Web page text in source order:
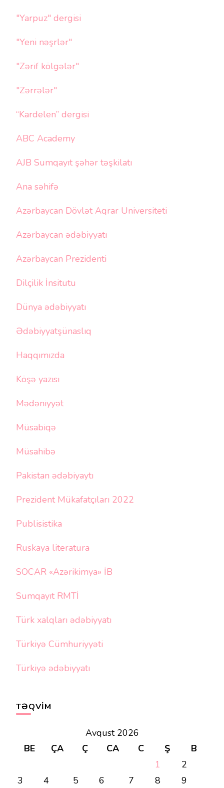
"Yarpuz" dergisi
"Yeni nəşrlər"
"Zərif kölgələr"
"Zərrələr"
“Kardelen” dergisi
ABC Academy
AJB Sumqayıt şəhər təşkilatı
Ana səhifə
Azərbaycan Dövlət Aqrar Universiteti
Azərbaycan ədəbiyyatı
Azərbaycan Prezidenti
Dilçilik İnsitutu
Dünya ədəbiyyatı
Ədəbiyyatşünaslıq
Haqqımızda
Köşə yazısı
Mədəniyyət
Müsabiqə
Müsahibə
Pakistan ədəbiyaytı
Prezident Mükafatçıları 2022
Publisistika
Ruskaya literatura
SOCAR «Azərikimya» İB
Sumqayıt RMTİ
Türk xalqları ədəbiyyatı
Türkiyə Cümhuriyyəti
Türkiyə ədəbiyyatı
TƏQVIM
Avqust 2026
BE
ÇA Ç CA C Ş
B
1
2
3
4 5 6 7 8 9